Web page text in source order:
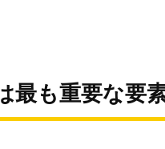
最も重要な要